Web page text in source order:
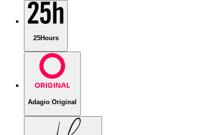
25Hours
Adagio Original